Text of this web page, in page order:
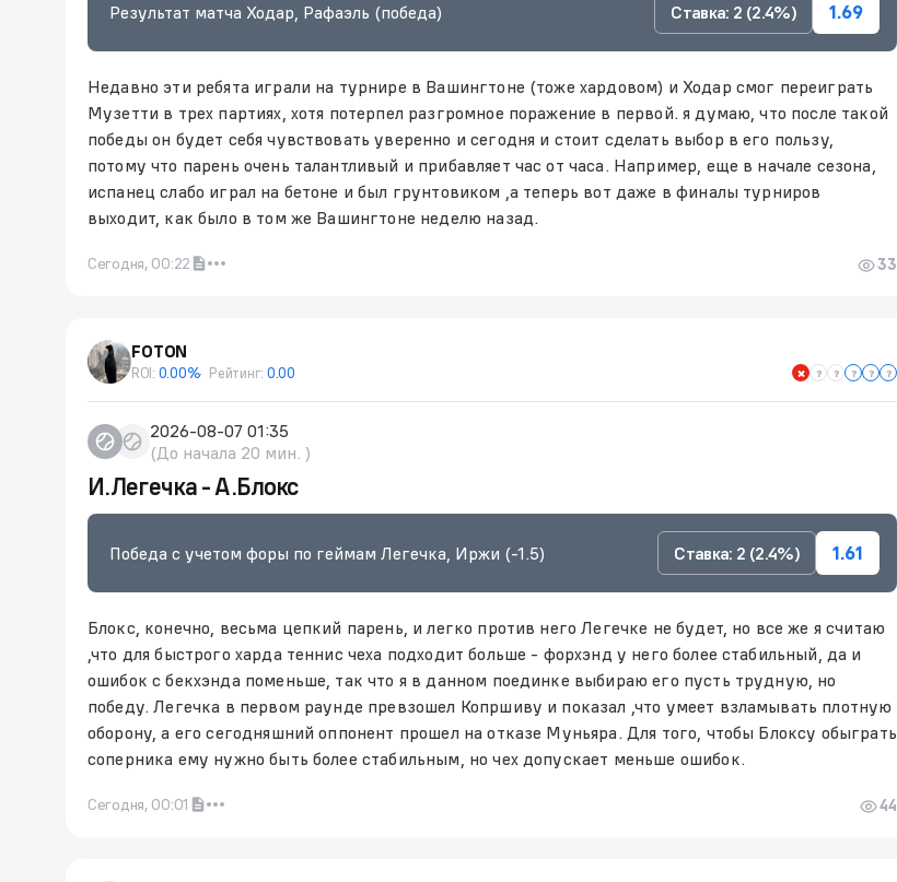
Результат матча Ходар, Рафаэль (победа) Ставка: 2 (2.4%) 1.69
Недавно эти ребята играли на турнире в Вашингтоне (тоже хардовом) и Ходар смог переиграть
Музетти в трех партиях, хотя потерпел разгромное поражение в первой. я думаю, что после такой
победы он будет себя чувствовать уверенно и сегодня и стоит сделать выбор в его пользу,
потому что парень очень талантливый и прибавляет час от часа. Например, еще в начале сезона,
испанец слабо играл на бетоне и был грунтовиком ,а теперь вот даже в финалы турниров
выходит, как было в том же Вашингтоне неделю назад.
Сегодня, 00:22 33
FOTON
ROI: 0.00% Рейтинг: 0.00
2026-08-07 01:35
(До начала 20 мин. )
И.Легечка - А.Блокс
Победа с учетом форы по геймам Легечка, Иржи (-1.5) Ставка: 2 (2.4%) 1.61
Блокс, конечно, весьма цепкий парень, и легко против него Легечке не будет, но все же я считаю
,что для быстрого харда теннис чеха подходит больше - форхэнд у него более стабильный, да и
ошибок с бекхэнда поменьше, так что я в данном поединке выбираю его пусть трудную, но
победу. Легечка в первом раунде превзошел Копршиву и показал ,что умеет взламывать плотную
оборону, а его сегодняшний оппонент прошел на отказе Муньяра. Для того, чтобы Блоксу обыграть
соперника ему нужно быть более стабильным, но чех допускает меньше ошибок.
Сегодня, 00:01 44